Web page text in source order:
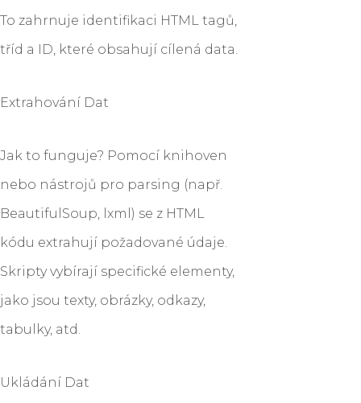
To zahrnuje identifikaci HTML tagů,
tříd a ID, které obsahují cílená data.
Extrahování Dat
Jak to funguje? Pomocí knihoven
nebo nástrojů pro parsing (např.
BeautifulSoup, lxml) se z HTML
kódu extrahují požadované údaje.
Skripty vybírají specifické elementy,
jako jsou texty, obrázky, odkazy,
tabulky, atd.
Ukládání Dat